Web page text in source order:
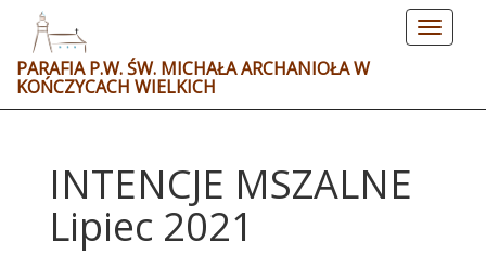
Toggle
PARAFIA P.W. ŚW. MICHAŁA ARCHANIOŁA W
KOŃCZYCACH WIELKICH
INTENCJE MSZALNE
Lipiec 2021